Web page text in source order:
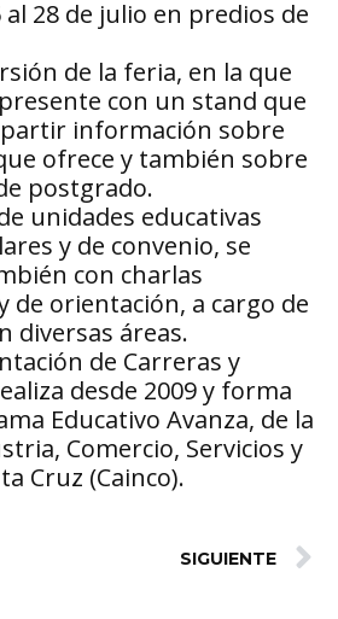
al 28 de julio en predios de
de la feria, en la que
con un stand que
información sobre
ofrece y también sobre
postgrado.
unidades educativas
y de convenio, se
con charlas
de orientación, a cargo de
diversas áreas.
de Carreras y
desde 2009 y forma
Educativo Avanza, de la
Comercio, Servicios y
Cruz (Cainco).
SIGUIENTE